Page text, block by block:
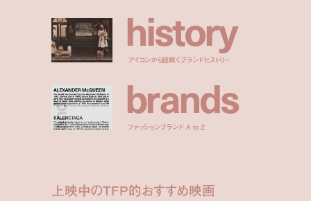
history
アイコンから紐解くブランドヒストリー
brands
ファッションブランド A to Z
上映中のTFP的おすすめ映画